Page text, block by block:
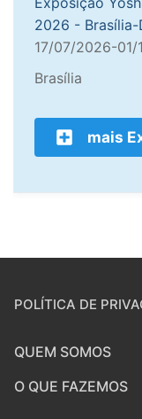
2026 - Brasília-
17/07/2026-01/
Brasília
mais
POLÍTICA DE
QUEM SOMOS
O QUE FAZEMOS